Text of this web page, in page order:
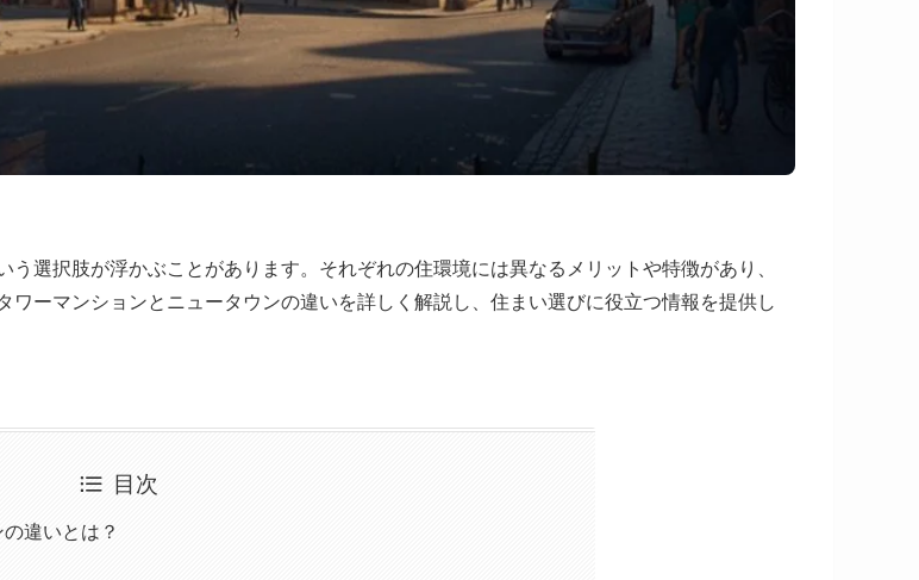
選択肢が浮かぶことがあります。それぞれの住環境には異なるメリットや特徴があり、
ーマンションとニュータウンの違いを詳しく解説し、住まい選びに役立つ情報を提供し
目次
違いとは？